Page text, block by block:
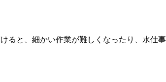
ると、細かい作業が難しくなったり、水仕事